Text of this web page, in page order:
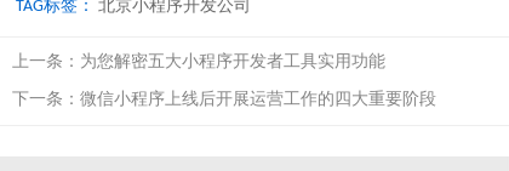
TAG标签： 北京小程序开发公司
上一条： 为您解密五大小程序开发者工具实用功能
下一条： 微信小程序上线后开展运营工作的四大重要阶段